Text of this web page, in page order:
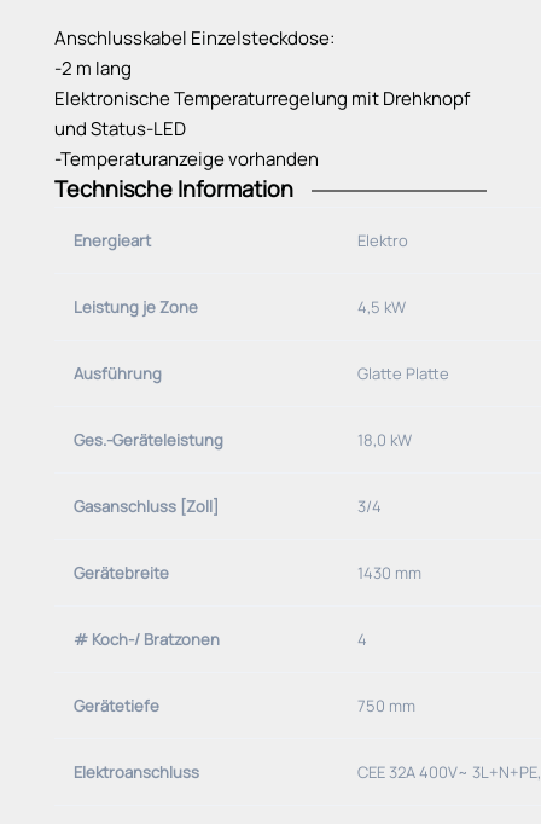
Anschlusskabel Einzelsteckdose:
-2 m lang
Elektronische Temperaturregelung mit Drehknopf
und Status-LED
-Temperaturanzeige vorhanden
- 3-seitig geschlossen bis zum Grundboden
- höhenverstellbare Füße
Technische Information
Energieart Elektro
Leistung je Zone 4,5 kW
Ausführung Glatte Platte
Ges.-Geräteleistung 18,0 kW
Gasanschluss [Zoll] 3/4
Gerätebreite 1430 mm
# Koch-/ Bratzonen 4
Gerätetiefe 750 mm
Elektroanschluss CEE 32A 400V~